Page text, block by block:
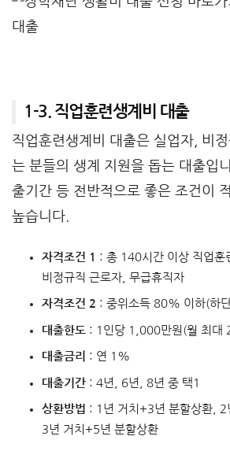
1-3. 직업훈련생계비 대출
직업훈련생계비 대출은 실업자, 비
는 분들의 생계 지원을 돕는 대출입
출기간 등 전반적으로 좋은 조건이
높습니다.
자격조건 1
: 총 140시간 이상 직업훈
비정규직 근로자, 무급휴직자
자격조건 2 : 중위소득 80% 이하(하
대출한도 : 1인당 1,000만원(월 최대
대출금리 : 연 1%
대출기간: 4년, 6년, 8년 중 택1
상환방법 : 1년 거치+3년 분할상환, 2
3년 거치+5년 분할상환